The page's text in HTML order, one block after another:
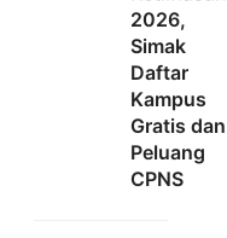
2026,
Simak
Daftar
Kampus
Gratis dan
Peluang
CPNS